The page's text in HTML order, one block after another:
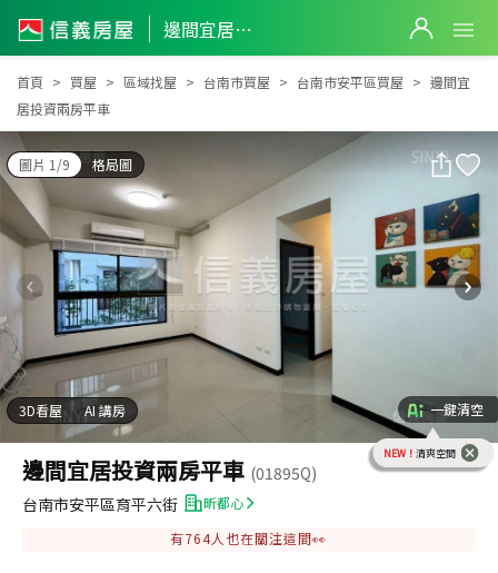
邊間宜居投資兩房平車
邊間宜居投資兩房平車
首頁 買屋 區域找屋 台南市買屋 台南市安平區買屋
邊間宜
居投資兩房平車
圖片 1/9 格局圖
3D看屋 AI 講房 一鍵清空
NEW！ 清爽空間
邊間宜居投資兩房平車 (01895Q)
台南市安平區育平六街
昕都心
有764人也在關注這間👀